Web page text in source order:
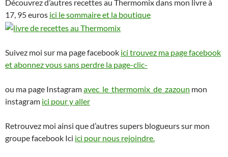
Découvrez d’autres recettes au Thermomix dans mon livre à
17, 95 euros ici le sommaire et la boutique
Suivez moi sur ma page facebook ici trouvez ma page facebook
et abonnez vous sans perdre la page-clic-
ou ma page Instagramavec_le_thermomix_de_zazoun mon
instagram ici pour y aller
Retrouvez moi ainsi que d’autres supers blogueurs sur mon
groupe facebook Ici ici pour nous rejoindre.